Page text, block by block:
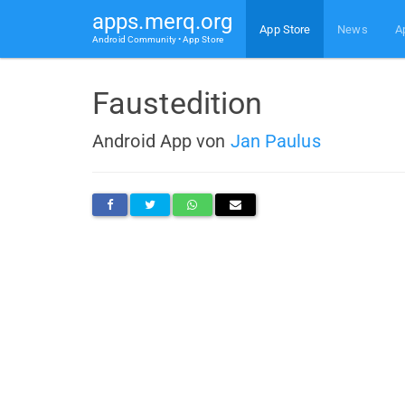
apps.merq.org
Android Community • App Store
App Store News
Faustedition
Android App von Jan Paulus